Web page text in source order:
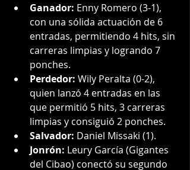
Ganador: Enny Romero (3-1),
con una sólida actuación de 6
entradas, permitiendo 4 hits, sin
carreras limpias y logrando 7
ponches.
Perdedor: Wily Peralta (0-2),
quien lanzó 4 entradas en las
que permitió 5 hits, 3 carreras
limpias y consiguió 2 ponches.
Salvador: Daniel Missaki (1).
Jonrón: Leury García (Gigantes
del Cibao) conectó su segundo